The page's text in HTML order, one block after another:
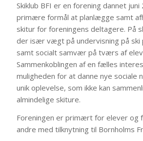
Skiklub BFI er en forening dannet
primære formål at planlægge samt
skitur for foreningens deltagere. På
der især vægt på undervisning på ski
samt socialt samvær på tværs af
Sammenkoblingen af en fælles
muligheden for at danne nye
unik oplevelse, som ikke kan
almindelige skiture.
Foreningen er primært for elever og
andre med tilknytning til Bornholms